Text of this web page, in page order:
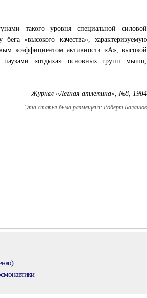
такого уровня специальной силовой
«высокого качества», характеризуемую
коэффициентом активности «А», высокой
паузами «отдыха» основных групп мышц,
Журнал «Легкая атлетика», №8, 1984
Эта статья была размещена: Роберт Балашов